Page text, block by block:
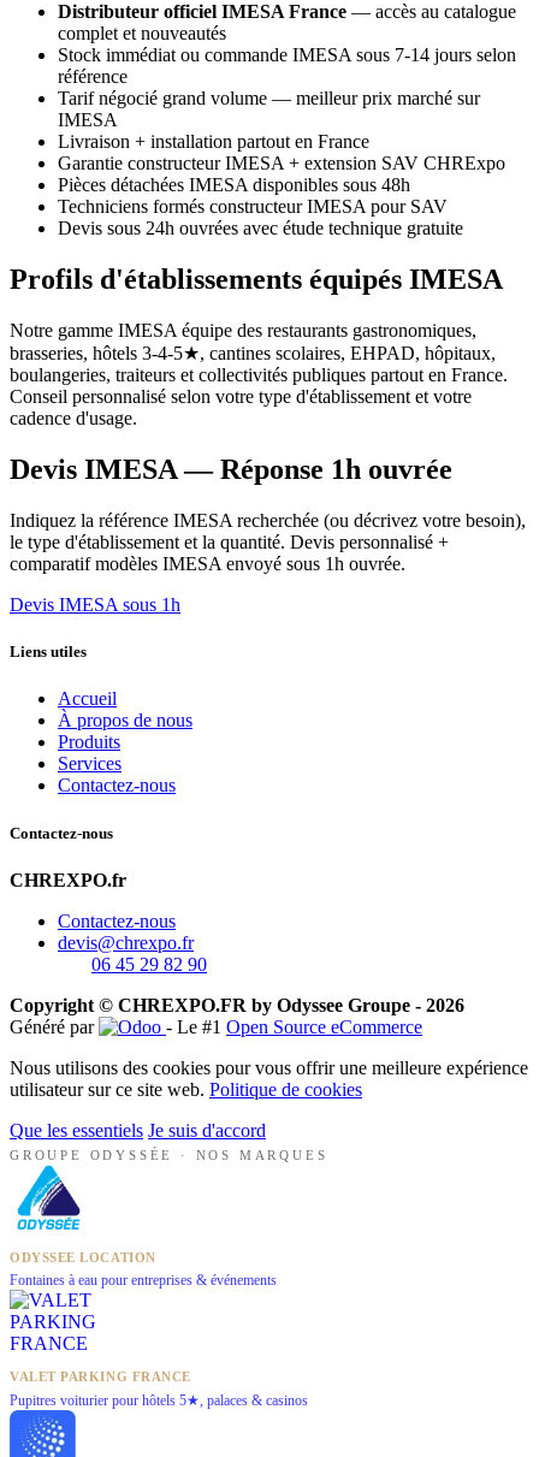
Distributeur officiel IMESA France — accès au catalogue
complet et nouveautés
Stock immédiat ou commande IMESA sous 7-14 jours selon
référence
Tarif négocié grand volume — meilleur prix marché sur
IMESA
Livraison + installation partout en France
Garantie constructeur IMESA + extension SAV CHRExpo
Pièces détachées IMESA disponibles sous 48h
Techniciens formés constructeur IMESA pour SAV
Devis sous 24h ouvrées avec étude technique gratuite
Profils d'établissements équipés IMESA
Notre gamme IMESA équipe des restaurants gastronomiques,
brasseries, hôtels 3-4-5★, cantines scolaires, EHPAD, hôpitaux,
boulangeries, traiteurs et collectivités publiques partout en France.
Conseil personnalisé selon votre type d'établissement et votre
cadence d'usage.
Devis IMESA — Réponse 1h ouvrée
Indiquez la référence IMESA recherchée (ou décrivez votre besoin),
le type d'établissement et la quantité. Devis personnalisé +
comparatif modèles IMESA envoyé sous 1h ouvrée.
Devis IMESA sous 1h
Liens utiles
Accueil
À propos de nous
Produits
Services
Contactez-nous
Contactez-nous
CHREXPO.fr
Contactez-nous
devis@chrexpo.fr
06 45 29 82 90
Copyright © CHREXPO.FR by Odyssee Groupe - 2026
Généré par
- Le #1 Open Source eCommerce
Nous utilisons des cookies pour vous offrir une meilleure expérience
utilisateur sur ce site web. Politique de cookies
Que les essentiels Je suis d'accord
GROUPE ODYSSÉE · NOS MARQUES
ODYSSEE LOCATION
Fontaines à eau pour entreprises & événements
VALET PARKING FRANCE
Pupitres voiturier pour hôtels 5★, palaces & casinos